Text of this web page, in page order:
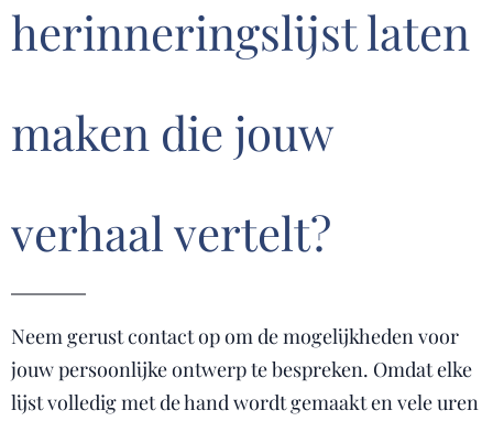
herinneringslijst laten
maken die jouw
verhaal vertelt?
Neem gerust contact op om de mogelijkheden voor
jouw persoonlijke ontwerp te bespreken. Omdat elke
lijst volledig met de hand wordt gemaakt en vele uren